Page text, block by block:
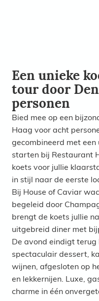
Een unieke
tour door
personen
Bied mee op een
Haag voor acht
gecombineerd met een
starten bij Restaurant
koets voor jullie
in stijl naar de eerste
Bij House of Caviar
begeleid door
brengt de koets jullie
uitgebreid diner met
De avond eindigt
spectaculair dessert,
wijnen, afgesloten op
en lekkernijen. Luxe,
charme in één